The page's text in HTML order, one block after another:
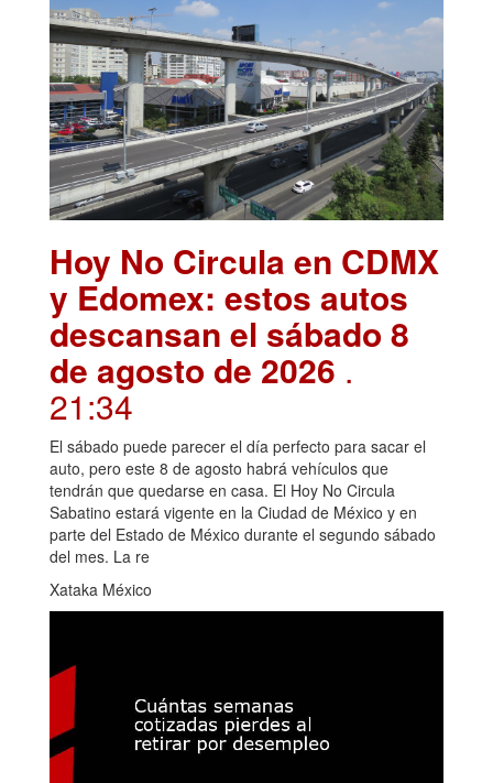
Hoy No Circula en CDMX
y Edomex: estos autos
descansan el sábado 8
de agosto de 2026 .
21:34
El sábado puede parecer el día perfecto para sacar el
auto, pero este 8 de agosto habrá vehículos que
tendrán que quedarse en casa. El Hoy No Circula
Sabatino estará vigente en la Ciudad de México y en
parte del Estado de México durante el segundo sábado
del mes. La re
Xataka México